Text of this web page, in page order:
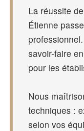
La réussite
Étienne
savoir-faire
pour les
Nous
techniques :
selon vos